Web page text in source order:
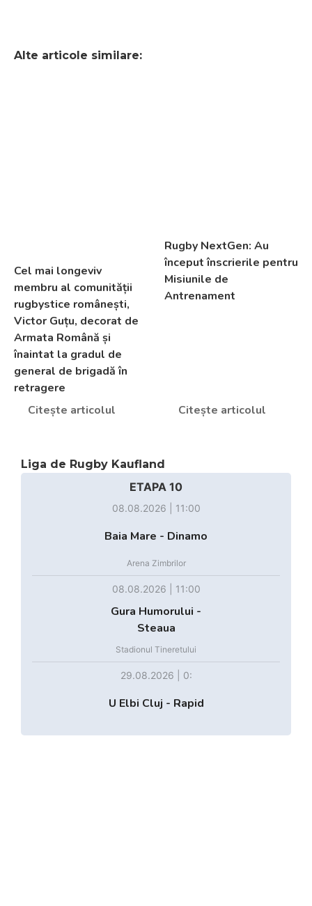
Alte articole similare:
Cel mai longeviv
membru al comunității
rugbystice românești,
Victor Guțu, decorat de
Armata Română și
înaintat la gradul de
general de brigadă în
retragere
Citește articolul
Rugby NextGen: Au
început înscrierile pentru
Misiunile de
Antrenament
Citește articolul
Liga de Rugby Kaufland
ETAPA 10
08.08.2026 | 11:00
Baia Mare - Dinamo
Arena Zimbrilor
08.08.2026 | 11:00
Gura Humorului -
Steaua
Stadionul Tineretului
29.08.2026 | 0:
U Elbi Cluj - Rapid